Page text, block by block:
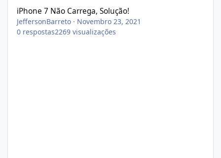
iPhone 7 Não Carrega, Solução!
JeffersonBarreto · Novembro 23, 2021
0 respostas2269 visualizações